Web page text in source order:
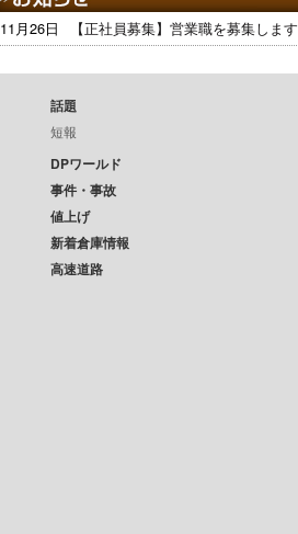
11月26日 【正社員募集】営業職を募集します
話題
短報
DPワールド
事件・事故
値上げ
新着倉庫情報
高速道路